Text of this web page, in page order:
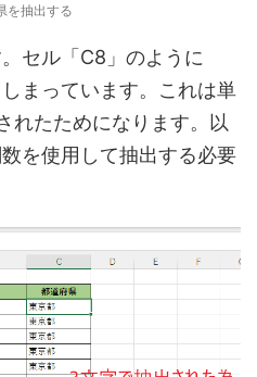
を抽出する
セル「C8」のように
まっています。これは単
れたためになります。以
を使用して抽出する必要